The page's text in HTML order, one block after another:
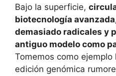
Bajo la superficie,
biotecnología
demasiado radicales y
antiguo modelo como
Tomemos como
edición genómica